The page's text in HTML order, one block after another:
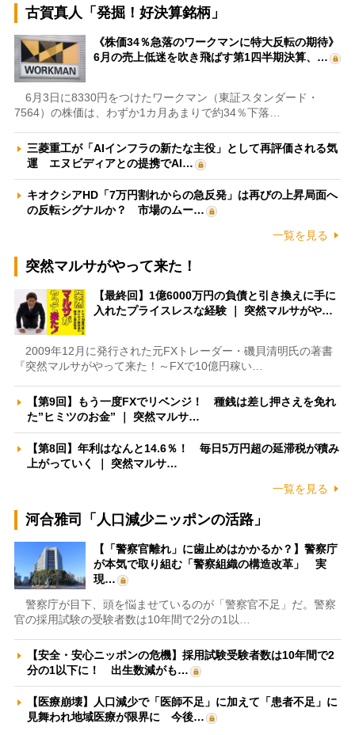
古賀真人「発掘！好決算銘柄」
《株価34％急落のワークマンに特大反転の期待》
6月の売上低迷を吹き飛ばす第1四半期決算、…
6月3日に8330円をつけたワークマン（東証スタンダード・
7564）の株価は、わずか1カ月あまりで約34％下落…
三菱重工が「AIインフラの新たな主役」として再評価される気
運 エヌビディアとの提携でAI…
キオクシアHD「7万円割れからの急反発」は再びの上昇局面へ
の反転シグナルか？ 市場のムー…
一覧を見る
突然マルサがやって来た！
【最終回】1億6000万円の負債と引き換えに手に
入れたプライスレスな経験 ｜ 突然マルサがや…
2009年12月に発行された元FXトレーダー・磯貝清明氏の著書
『突然マルサがやって来た！～FXで10億円稼い…
【第9回】もう一度FXでリベンジ！ 種銭は差し押さえを免れ
た”ヒミツのお金” ｜ 突然マルサ…
【第8回】年利はなんと14.6％！ 毎日5万円超の延滞税が積み
上がっていく ｜ 突然マルサ…
一覧を見る
河合雅司「人口減少ニッポンの活路」
【「警察官離れ」に歯止めはかかるか？】警察庁
が本気で取り組む「警察組織の構造改革」 実
現…
警察庁が目下、頭を悩ませているのが「警察官不足」だ。警察
官の採用試験の受験者数は10年間で2分の1以…
【安全・安心ニッポンの危機】採用試験受験者数は10年間で2
分の1以下に！ 出生数減がも…
【医療崩壊】人口減少で「医師不足」に加えて「患者不足」に
見舞われ地域医療が限界に 今後…